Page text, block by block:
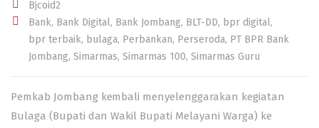
Bjcoid2
Bank, Bank Digital, Bank Jombang, BLT-DD, bpr digital,
bpr terbaik, bulaga, Perbankan, Perseroda, PT BPR Bank
Jombang, Simarmas, Simarmas 100, Simarmas Guru
Pemkab Jombang kembali menyelenggarakan kegiatan
Bulaga (Bupati dan Wakil Bupati Melayani Warga) ke